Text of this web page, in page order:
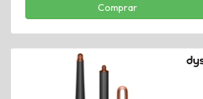
Comprar